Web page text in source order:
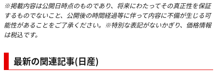
※掲載内容は公開日時点のものであり、将来にわたってその真正性を保証
するものでないこと、公開後の時間経過等に伴って内容に不備が生じる可
能性があることをご了承ください。※特別な表記がないかぎり、価格情報
は税込です。
最新の関連記事(日産)